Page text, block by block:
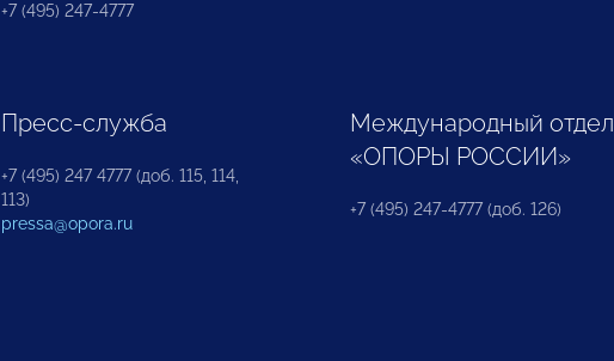
+7 (495) 247-4777
Пресс-служба
+7 (495) 247 4777 (доб. 115, 114,
113)
pressa@opora.ru
Международный отдел
«ОПОРЫ РОССИИ»
+7 (495) 247-4777 (доб. 126)